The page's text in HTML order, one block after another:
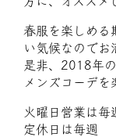
春服を楽しめる
い気候なので
是非、2018年
メンズコーデ
火曜日営業は毎
定休日は毎週